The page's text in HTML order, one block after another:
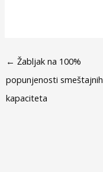
← Žabljak na 100%
popunjenosti smeštajnih
kapaciteta